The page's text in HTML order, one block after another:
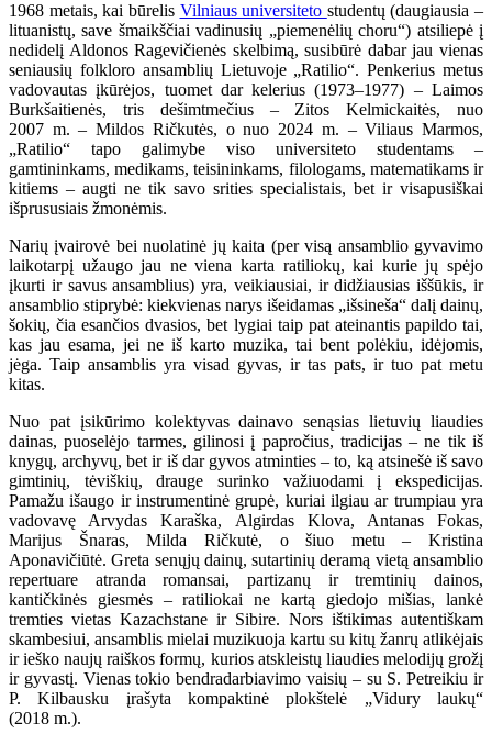
1968 metais, kai būrelis Vilniaus universiteto studentų (daugiausia –
lituanistų, save šmaikščiai vadinusių „piemenėlių choru“) atsiliepė į
nedidelį Aldonos Ragevičienės skelbimą, susibūrė dabar jau vienas
seniausių folkloro ansamblių Lietuvoje „Ratilio“. Penkerius metus
vadovautas įkūrėjos, tuomet dar kelerius (1973–1977) – Laimos
Burkšaitienės, tris dešimtmečius – Zitos Kelmickaitės, nuo
2007 m. – Mildos Ričkutės, o nuo 2024 m. – Viliaus Marmos,
„Ratilio“ tapo galimybe viso universiteto studentams –
gamtininkams, medikams, teisininkams, filologams, matematikams ir
kitiems – augti ne tik savo srities specialistais, bet ir visapusiškai
išprususiais žmonėmis.
Narių įvairovė bei nuolatinė jų kaita (per visą ansamblio gyvavimo
laikotarpį užaugo jau ne viena karta ratiliokų, kai kurie jų spėjo
įkurti ir savus ansamblius) yra, veikiausiai, ir didžiausias iššūkis, ir
ansamblio stiprybė: kiekvienas narys išeidamas „išsineša“ dalį dainų,
šokių, čia esančios dvasios, bet lygiai taip pat ateinantis papildo tai,
kas jau esama, jei ne iš karto muzika, tai bent polėkiu, idėjomis,
jėga. Taip ansamblis yra visad gyvas, ir tas pats, ir tuo pat metu
kitas.
Nuo pat įsikūrimo kolektyvas dainavo senąsias lietuvių liaudies
dainas, puoselėjo tarmes, gilinosi į papročius, tradicijas – ne tik iš
knygų, archyvų, bet ir iš dar gyvos atminties – to, ką atsinešė iš savo
gimtinių, tėviškių, drauge surinko važiuodami į ekspedicijas.
Pamažu išaugo ir instrumentinė grupė, kuriai ilgiau ar trumpiau yra
vadovavę Arvydas Karaška, Algirdas Klova, Antanas Fokas,
Marijus Šnaras, Milda Ričkutė, o šiuo metu – Kristina
Aponavičiūtė. Greta senųjų dainų, sutartinių deramą vietą ansamblio
repertuare atranda romansai, partizanų ir tremtinių dainos,
kantičkinės giesmės – ratiliokai ne kartą giedojo mišias, lankė
tremties vietas Kazachstane ir Sibire. Nors ištikimas autentiškam
skambesiui, ansamblis mielai muzikuoja kartu su kitų žanrų atlikėjais
ir ieško naujų raiškos formų, kurios atskleistų liaudies melodijų grožį
ir gyvastį. Vienas tokio bendradarbiavimo vaisių – su S. Petreikiu ir
P. Kilbausku įrašyta kompaktinė plokštelė „Vidury laukų“
(2018 m.).